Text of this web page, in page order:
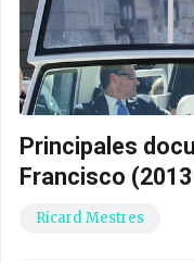
Principales
Francisco
Ricard Mestres